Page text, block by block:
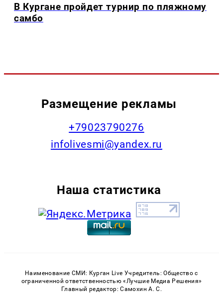
В Кургане пройдет турнир по пляжному
самбо
Размещение рекламы
+79023790276
infolivesmi@yandex.ru
Наша статистика
Наименование СМИ: Курган Live Учредитель: Общество с
ограниченной ответственностью «Лучшие Медиа Решения»
Главный редактор: Самохин А. С.